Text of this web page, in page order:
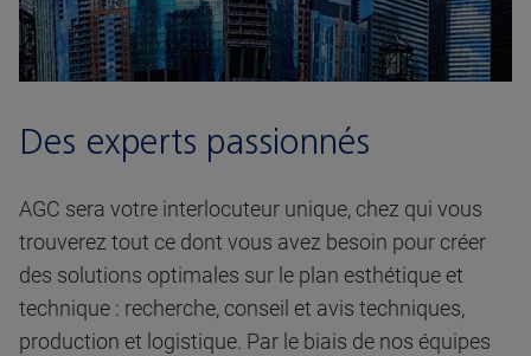
Des experts passionnés
AGC sera votre interlocuteur unique, chez qui vous
trouverez tout ce dont vous avez besoin pour créer
des solutions optimales sur le plan esthétique et
technique : recherche, conseil et avis techniques,
production et logistique. Par le biais de nos équipes